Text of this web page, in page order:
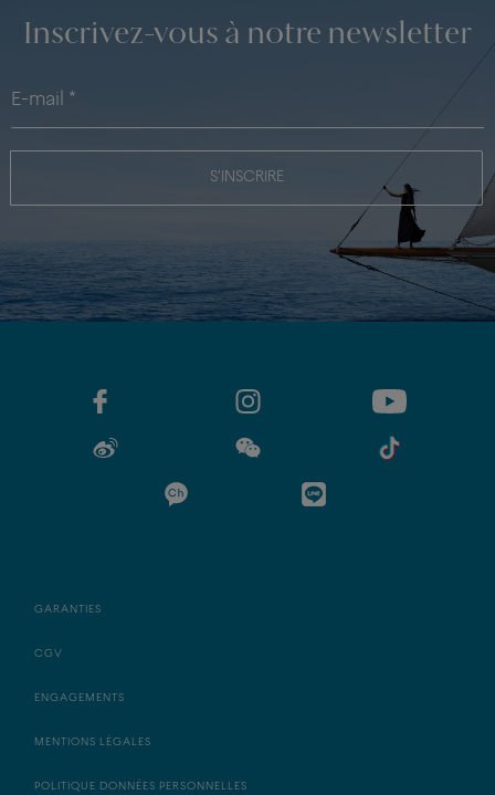
Inscrivez-vous à notre newsletter
S'INSCRIRE
GARANTIES
CGV
ENGAGEMENTS
MENTIONS LÉGALES
POLITIQUE DONNÉES PERSONNELLES